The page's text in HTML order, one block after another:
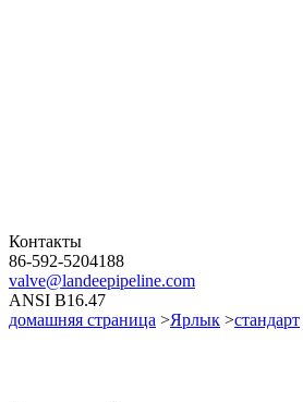
Контакты
86-592-5204188
valve@landeepipeline.com
ANSI B16.47
домашняя страница >Ярлык >стандарт